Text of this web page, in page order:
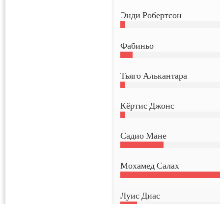
Энди Робертсон
Фабиньо
Тьяго Алькантара
Кёртис Джонс
Садио Мане
Мохамед Салах
Луис Диас